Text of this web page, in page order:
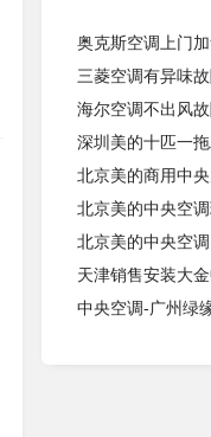
奥克斯空调上门
三菱空调有异味
海尔空调不出风
深圳美的十匹一
北京美的商用中
北京美的中央空
北京美的中央空
天津销售安装大
中央空调-广州绿